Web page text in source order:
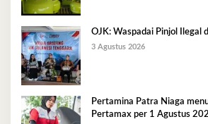
OJK: Waspadai Pinjol Ilegal
3 Agustus 2026
Pertamina Patra Niaga
Pertamax per 1 Agustus